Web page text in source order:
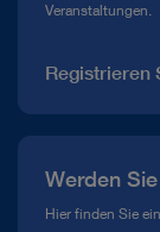
Veranstaltungen.
Registrieren
Werden
Hier finden Sie